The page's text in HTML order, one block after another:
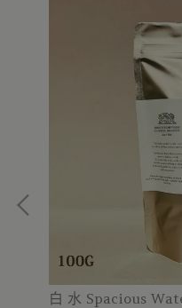
白 水 Spacious